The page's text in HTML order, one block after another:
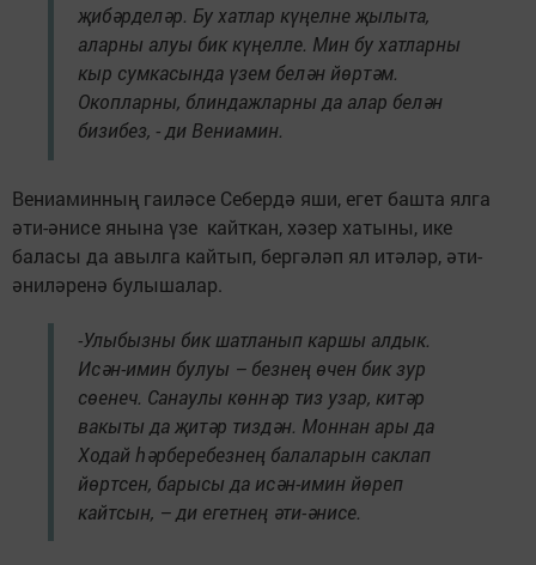
җибәрделәр. Бу хатлар күңелне җылыта,
аларны алуы бик күңелле. Мин бу хатларны
кыр сумкасында үзем белән йөртәм.
Окопларны, блиндажларны да алар белән
бизибез, - ди Вениамин.
Вениаминның гаиләсе Себердә яши, егет башта ялга
әти-әнисе янына үзе кайткан, хәзер хатыны, ике
баласы да авылга кайтып, бергәләп ял итәләр, әти-
әниләренә булышалар.
-Улыбызны бик шатланып каршы алдык.
Исән-имин булуы – безнең өчен бик зур
сөенеч. Санаулы көннәр тиз узар, китәр
вакыты да җитәр тиздән. Моннан ары да
Ходай һәрберебезнең балаларын саклап
йөртсен, барысы да исән-имин йөреп
кайтсын, – ди егетнең әти-әнисе.